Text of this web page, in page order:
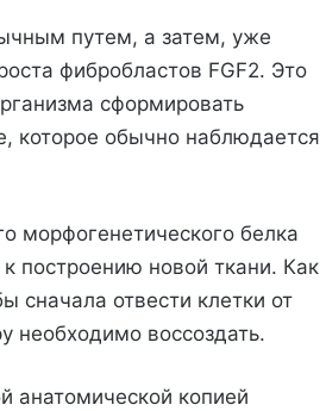
путем, а затем, уже
фибробластов FGF2. Это
сформировать
которое обычно наблюдается
морфогенетического белка
построению новой ткани. Как
сначала отвести клетки от
необходимо воссоздать.
анатомической копией